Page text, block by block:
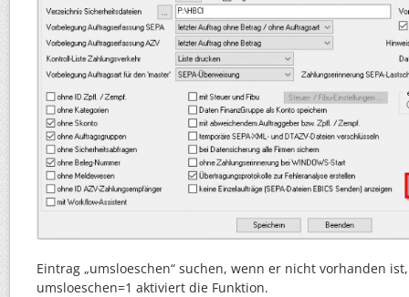
Eintrag „umsloeschen“ suchen, wenn er nicht vorhanden
umsloeschen=1 aktiviert die Funktion.